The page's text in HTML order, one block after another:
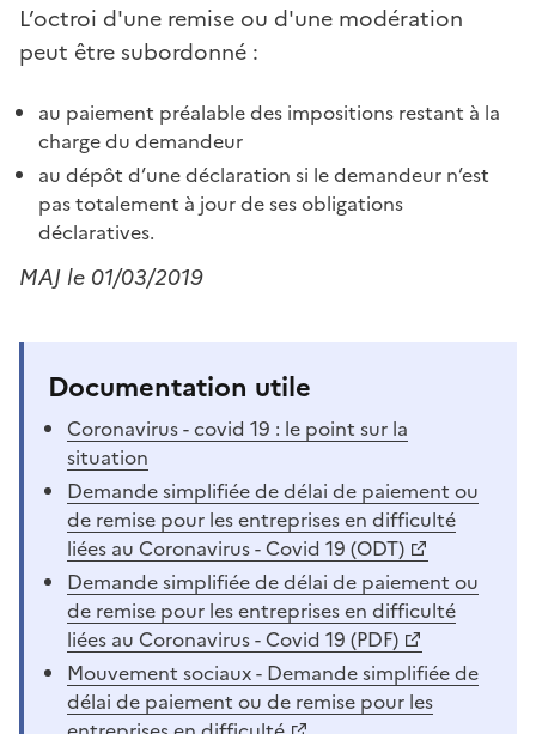
L’octroi d'une remise ou d'une modération
peut être subordonné :
au paiement préalable des impositions restant à la
charge du demandeur
au dépôt d’une déclaration si le demandeur n’est
pas totalement à jour de ses obligations
déclaratives.
MAJ le 01/03/2019
Documentation utile
Coronavirus - covid 19 : le point sur la
situation
Demande simplifiée de délai de paiement ou
de remise pour les entreprises en difficulté
liées au Coronavirus - Covid 19 (ODT)
Demande simplifiée de délai de paiement ou
de remise pour les entreprises en difficulté
liées au Coronavirus - Covid 19 (PDF)
Mouvement sociaux - Demande simplifiée de
délai de paiement ou de remise pour les